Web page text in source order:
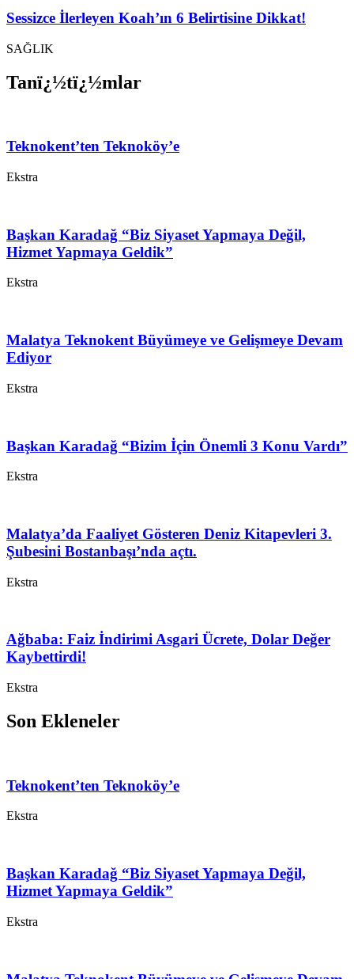
Sessizce İlerleyen Koah’ın 6 Belirtisine Dikkat!
SAĞLIK
Tanï¿½tï¿½mlar
Teknokent’ten Teknoköy’e
Ekstra
Başkan Karadağ “Biz Siyaset Yapmaya Değil,
Hizmet Yapmaya Geldik”
Ekstra
Malatya Teknokent Büyümeye ve Gelişmeye Devam
Ediyor
Ekstra
Başkan Karadağ “Bizim İçin Önemli 3 Konu Vardı”
Ekstra
Malatya’da Faaliyet Gösteren Deniz Kitapevleri 3.
Şubesini Bostanbaşı’nda açtı.
Ekstra
Ağbaba: Faiz İndirimi Asgari Ücrete, Dolar Değer
Kaybettirdi!
Ekstra
Son Ekleneler
Teknokent’ten Teknoköy’e
Ekstra
Başkan Karadağ “Biz Siyaset Yapmaya Değil,
Hizmet Yapmaya Geldik”
Ekstra